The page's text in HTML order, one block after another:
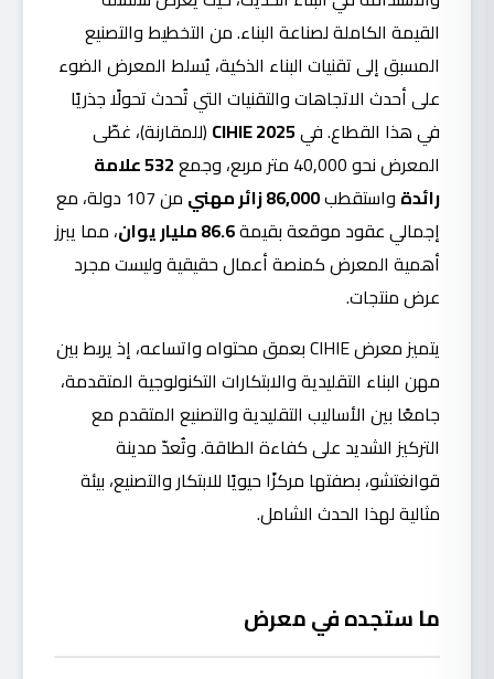
القيمة الكاملة لصناعة البناء. من التخطيط والتصنيع
المسبق إلى تقنيات البناء الذكية، يُسلط المعرض الضوء
على أحدث الاتجاهات والتقنيات التي تُحدث تحولًا جذريًا
في هذا القطاع. فيCIHIE 2025 (للمقارنة)، غطّى
المعرض نحو 40,000 متر مربع، وجمع
532 علامة
رائدة واستقطب86,000 زائر مهني
من 107 دولة، مع
إجمالي عقود موقعة بقيمة86.6 مليار يوان
، مما يبرز
أهمية المعرض كمنصة أعمال حقيقية وليست مجرد
عرض منتجات.
يتميز معرض CIHIE بعمق محتواه واتساعه، إذ يربط بين
مهن البناء التقليدية والابتكارات التكنولوجية المتقدمة،
جامعًا بين الأساليب التقليدية والتصنيع المتقدم مع
التركيز الشديد على كفاءة الطاقة. وتُعدّ مدينة
قوانغتشو، بصفتها مركزًا حيويًا للابتكار والتصنيع، بيئة
مثالية لهذا الحدث الشامل.
ما ستجده في معرض